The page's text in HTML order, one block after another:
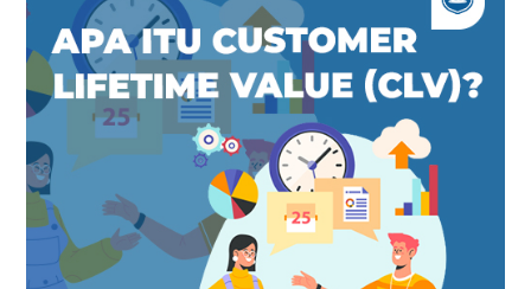
customer
lifetime
value
(CLV)?